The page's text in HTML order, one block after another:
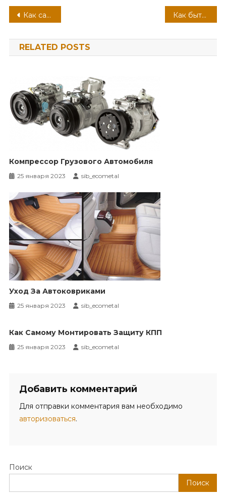
Навигация
по
записям
Как самому монтировать защиту КПП Как быть при просроченном техосмотре
RELATED POSTS
Компрессор Грузового Автомобиля
25 января 2023 sib_ecometal
Уход За Автоковриками
25 января 2023 sib_ecometal
Как Самому Монтировать Защиту КПП
25 января 2023 sib_ecometal
Добавить комментарий
Для отправки комментария вам необходимо
авторизоваться.
Поиск
Поиск